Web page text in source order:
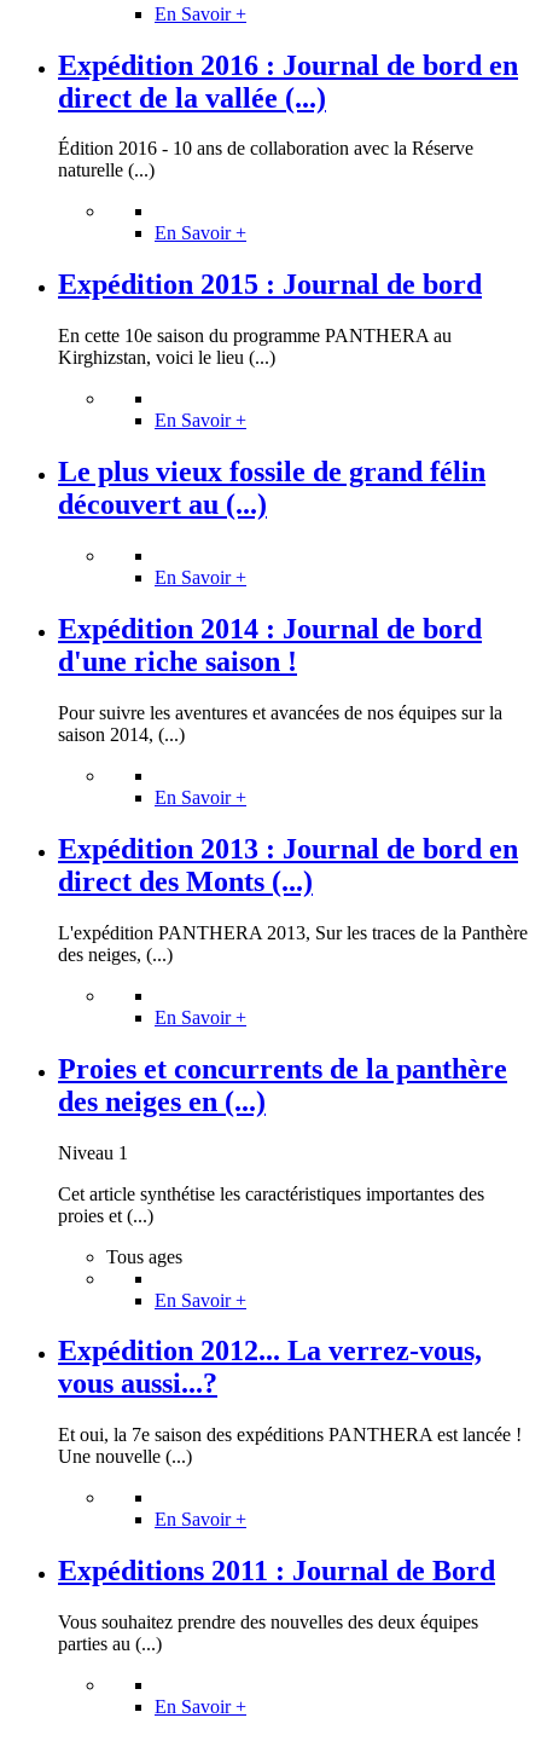
En Savoir +
Expédition 2016 : Journal de bord en
direct de la vallée (...)
Édition 2016 - 10 ans de collaboration avec la Réserve
naturelle (...)
En Savoir +
Expédition 2015 : Journal de bord
En cette 10e saison du programme PANTHERA au
Kirghizstan, voici le lieu (...)
En Savoir +
Le plus vieux fossile de grand félin
découvert au (...)
En Savoir +
Expédition 2014 : Journal de bord
d'une riche saison !
Pour suivre les aventures et avancées de nos équipes sur la
saison 2014, (...)
En Savoir +
Expédition 2013 : Journal de bord en
direct des Monts (...)
L'expédition PANTHERA 2013, Sur les traces de la Panthère
des neiges, (...)
En Savoir +
Proies et concurrents de la panthère
des neiges en (...)
Niveau 1
Cet article synthétise les caractéristiques importantes des
proies et (...)
Tous ages
En Savoir +
Expédition 2012... La verrez-vous,
vous aussi...?
Et oui, la 7e saison des expéditions PANTHERA est lancée !
Une nouvelle (...)
En Savoir +
Expéditions 2011 : Journal de Bord
Vous souhaitez prendre des nouvelles des deux équipes
parties au (...)
En Savoir +